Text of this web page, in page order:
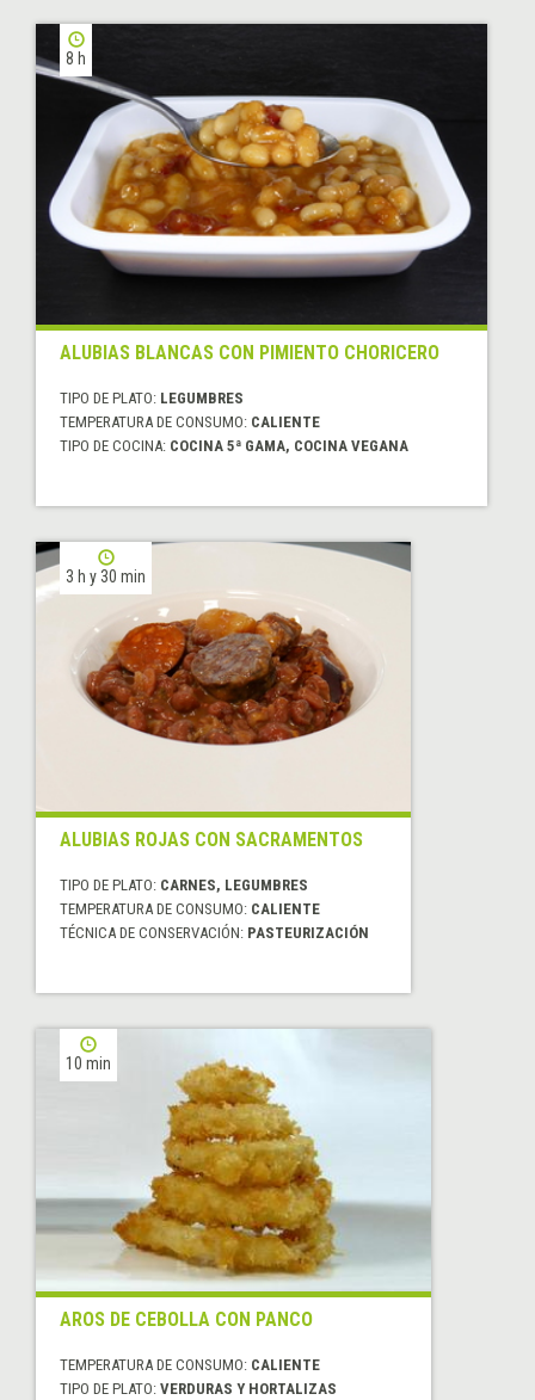
8 h
ALUBIAS BLANCAS CON PIMIENTO CHORICERO
TIPO DE PLATO: LEGUMBRES
TEMPERATURA DE CONSUMO: CALIENTE
TIPO DE COCINA: COCINA 5ª GAMA, COCINA VEGANA
3 h y 30 min
ALUBIAS ROJAS CON SACRAMENTOS
TIPO DE PLATO: CARNES, LEGUMBRES
TEMPERATURA DE CONSUMO: CALIENTE
TÉCNICA DE CONSERVACIÓN: PASTEURIZACIÓN
10 min
AROS DE CEBOLLA CON PANCO
TEMPERATURA DE CONSUMO: CALIENTE
TIPO DE PLATO: VERDURAS Y HORTALIZAS